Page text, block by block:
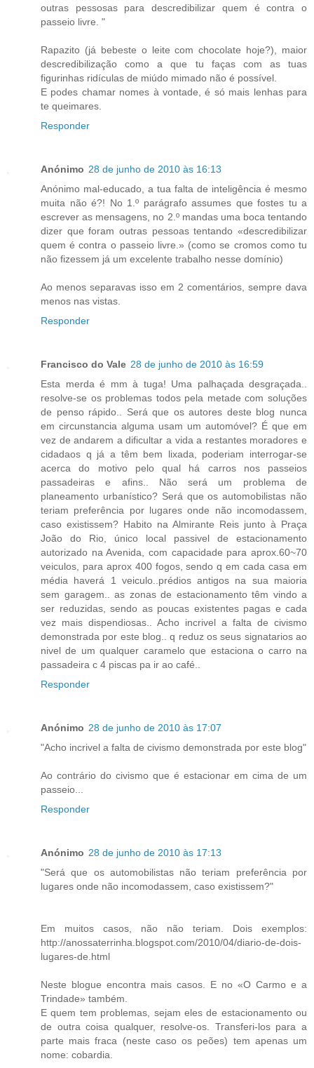
outras pessosas para descredibilizar quem é contra o
passeio livre. "
Rapazito (já bebeste o leite com chocolate hoje?), maior
descredibilização como a que tu faças com as tuas
figurinhas ridículas de miúdo mimado não é possível.
E podes chamar nomes à vontade, é só mais lenhas para
te queimares.
Responder
Anónimo 28 de junho de 2010 às 16:13
Anónimo mal-educado, a tua falta de inteligência é mesmo
muita não é?! No 1.º parágrafo assumes que fostes tu a
escrever as mensagens, no 2.º mandas uma boca tentando
dizer que foram outras pessoas tentando «descredibilizar
quem é contra o passeio livre.» (como se cromos como tu
não fizessem já um excelente trabalho nesse domínio)
Ao menos separavas isso em 2 comentários, sempre dava
menos nas vistas.
Responder
Francisco do Vale 28 de junho de 2010 às 16:59
Esta merda é mm à tuga! Uma palhaçada desgraçada..
resolve-se os problemas todos pela metade com soluções
de penso rápido.. Será que os autores deste blog nunca
em circunstancia alguma usam um automóvel? É que em
vez de andarem a dificultar a vida a restantes moradores e
cidadaos q já a têm bem lixada, poderiam interrogar-se
acerca do motivo pelo qual há carros nos passeios
passadeiras e afins.. Não será um problema de
planeamento urbanístico? Será que os automobilistas não
teriam preferência por lugares onde não incomodassem,
caso existissem? Habito na Almirante Reis junto à Praça
João do Rio, único local passivel de estacionamento
autorizado na Avenida, com capacidade para aprox.60~70
veiculos, para aprox 400 fogos, sendo q em cada casa em
média haverá 1 veiculo..prédios antigos na sua maioria
sem garagem.. as zonas de estacionamento têm vindo a
ser reduzidas, sendo as poucas existentes pagas e cada
vez mais dispendiosas.. Acho incrivel a falta de civismo
demonstrada por este blog.. q reduz os seus signatarios ao
nivel de um qualquer caramelo que estaciona o carro na
passadeira c 4 piscas pa ir ao café..
Responder
Anónimo 28 de junho de 2010 às 17:07
"Acho incrivel a falta de civismo demonstrada por este blog"
Ao contrário do civismo que é estacionar em cima de um
passeio...
Responder
Anónimo 28 de junho de 2010 às 17:13
"Será que os automobilistas não teriam preferência por
lugares onde não incomodassem, caso existissem?"
Em muitos casos, não não teriam. Dois exemplos:
http://anossaterrinha.blogspot.com/2010/04/diario-de-dois-
lugares-de.html
Neste blogue encontra mais casos. E no «O Carmo e a
Trindade» também.
E quem tem problemas, sejam eles de estacionamento ou
de outra coisa qualquer, resolve-os. Transferi-los para a
parte mais fraca (neste caso os peões) tem apenas um
nome: cobardia.